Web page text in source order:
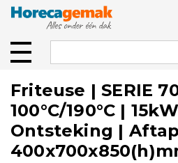
Friteuse | SERIE
100°C/190°C |
Ontsteking |